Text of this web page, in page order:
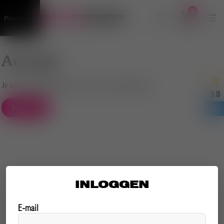
Producten
Account
Je moet ingelogd zijn om je account te bekijken
INLOGGEN
E-mail
9.8